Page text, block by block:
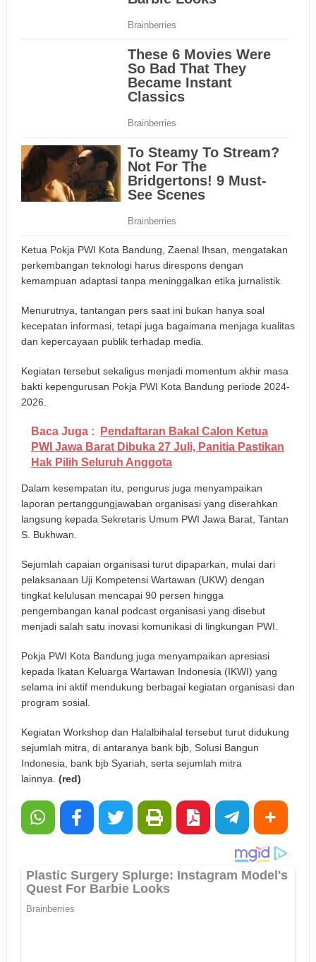
Ketua Pokja PWI Kota Bandung, Zaenal Ihsan, mengatakan
perkembangan teknologi harus direspons dengan
kemampuan adaptasi tanpa meninggalkan etika jurnalistik.
Menurutnya, tantangan pers saat ini bukan hanya soal
kecepatan informasi, tetapi juga bagaimana menjaga kualitas
dan kepercayaan publik terhadap media.
Kegiatan tersebut sekaligus menjadi momentum akhir masa
bakti kepengurusan Pokja PWI Kota Bandung periode 2024-
2026.
Baca Juga :
Pendaftaran Bakal Calon Ketua
PWI Jawa Barat Dibuka 27 Juli, Panitia Pastikan
Hak Pilih Seluruh Anggota
Dalam kesempatan itu, pengurus juga menyampaikan
laporan pertanggungjawaban organisasi yang diserahkan
langsung kepada Sekretaris Umum PWI Jawa Barat, Tantan
S. Bukhwan.
Sejumlah capaian organisasi turut dipaparkan, mulai dari
pelaksanaan Uji Kompetensi Wartawan (UKW) dengan
tingkat kelulusan mencapai 90 persen hingga
pengembangan kanal podcast organisasi yang disebut
menjadi salah satu inovasi komunikasi di lingkungan PWI.
Pokja PWI Kota Bandung juga menyampaikan apresiasi
kepada Ikatan Keluarga Wartawan Indonesia (IKWI) yang
selama ini aktif mendukung berbagai kegiatan organisasi dan
program sosial.
Kegiatan Workshop dan Halalbihalal tersebut turut didukung
sejumlah mitra, di antaranya bank bjb, Solusi Bangun
Indonesia, bank bjb Syariah, serta sejumlah mitra
lainnya. (red)